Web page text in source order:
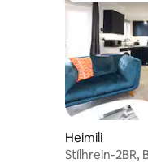
Heimili
Stílhrein-2BR,